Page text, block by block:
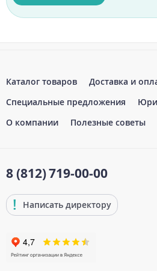
Каталог товаров Доставка и
Специальные предложения
О компании
Полезные советы
8 (812)719-00-00
Написать директору